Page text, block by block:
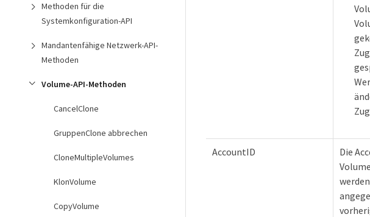
Methoden für die
Systemkonfiguration-API
Mandantenfähige Netzwerk-API-
Methoden
Volume-API-Methoden
CancelClone
GruppenClone abbrechen
CloneMultipleVolumes
KlonVolume
CopyVolume
AccountID
Die